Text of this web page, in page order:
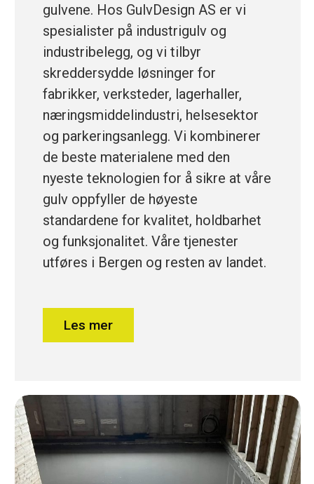
gulvene. Hos GulvDesign AS er vi
spesialister på industrigulv og
industribelegg, og vi tilbyr
skreddersydde løsninger for
fabrikker, verksteder, lagerhaller,
næringsmiddelindustri, helsesektor
og parkeringsanlegg. Vi kombinerer
de beste materialene med den
nyeste teknologien for å sikre at våre
gulv oppfyller de høyeste
standardene for kvalitet, holdbarhet
og funksjonalitet. Våre tjenester
utføres i Bergen og resten av landet.
Les mer